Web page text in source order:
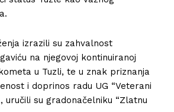
izrazili su zahvalnost
na njegovoj kontinuiranoj
u Tuzli, te u znak priznanja
i doprinos radu UG “Veterani
uručili su gradonačelniku “Zlatnu